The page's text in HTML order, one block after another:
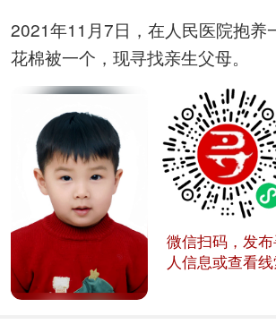
2021年11月7日，在人民医院抱养
花棉被一个，现寻找亲生父母。
微信扫码，发
人信息或查看